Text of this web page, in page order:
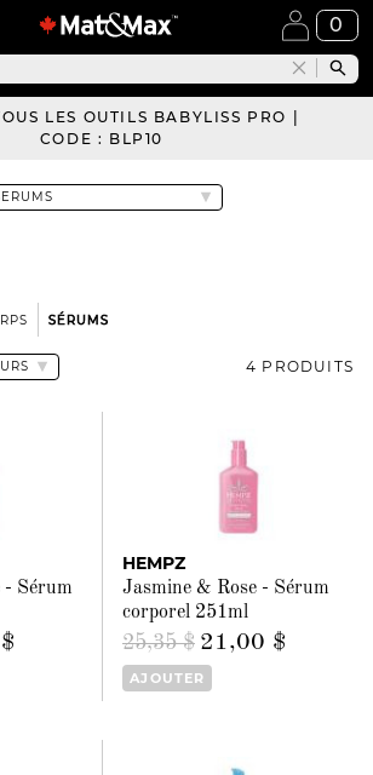
0
LES OUTILS BABYLISS PRO |
CODE : BLP10
SÉRUMS
4 PRODUITS
- Sérum
HEMPZ
Jasmine & Rose - Sérum
corporel 251ml
25,35 $ 21,00 $
AJOUTER